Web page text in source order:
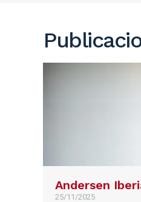
Andersen
25/11/2025